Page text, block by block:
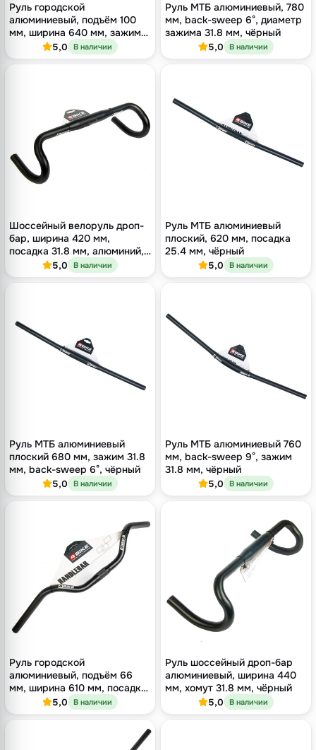
Руль городской
алюминиевый, подъём 100
мм, ширина 640 мм, зажим
25.4 мм, серебристый
5,0 В наличии
Руль МТБ алюминиевый, 780
мм, back-sweep 6°, диаметр
зажима 31.8 мм, чёрный
5,0 В наличии
Шоссейный велоруль дроп-
бар, ширина 420 мм,
посадка 31.8 мм, алюминий,
чёрный
5,0 В наличии
Руль МТБ алюминиевый
плоский, 620 мм, посадка
25.4 мм, чёрный
5,0 В наличии
Руль МТБ алюминиевый
плоский 680 мм, зажим 31.8
мм, back-sweep 6°, чёрный
5,0 В наличии
Руль МТБ алюминиевый 760
мм, back-sweep 9°, зажим
31.8 мм, чёрный
5,0 В наличии
Руль городской
алюминиевый, подъём 66
мм, ширина 610 мм, посадка
25.4 мм, чёрный
5,0 В наличии
Руль шоссейный дроп-бар
алюминиевый, ширина 440
мм, хомут 31.8 мм, чёрный
5,0 В наличии